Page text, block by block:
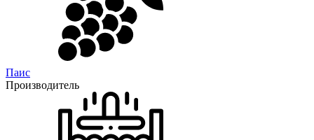
Паис
Производитель